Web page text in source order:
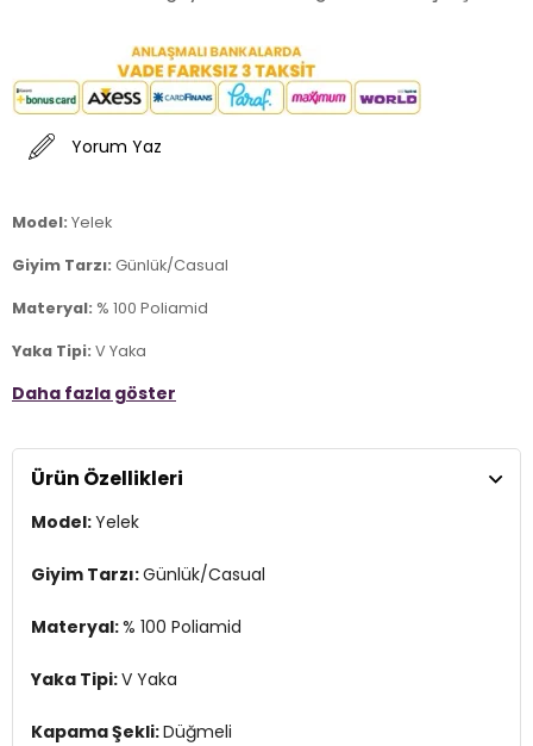
Yorum Yaz
Model: Yelek
Giyim Tarzı: Günlük/Casual
Materyal: % 100 Poliamid
Yaka Tipi: V Yaka
Kapama Şekli:Düğmeli
Kumaş Tipi:Dokuma
Boy:Standart
Kalıp Bilgisi: Regular Fit
92 cm / Beden: Onesize
Yaş Grubu:Yetişkin
2DK4615241.07
Daha fazla göster
Ürün Özellikleri
Model:Yelek
Giyim Tarzı:Günlük/Casual
Materyal:% 100 Poliamid
Yaka Tipi:V Yaka
Kapama Şekli:Düğmeli